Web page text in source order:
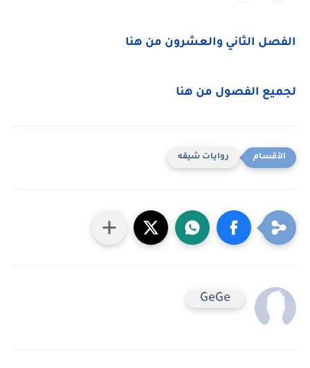
الفصل الثاني والعشرون من هنا
لجميع الفصول من هنا
روايات شيقه
GeGe